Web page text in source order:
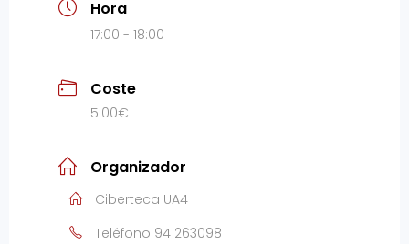
Hora
17:00 - 18:00
Coste
5.00€
Organizador
Ciberteca UA4
Teléfono 941263098